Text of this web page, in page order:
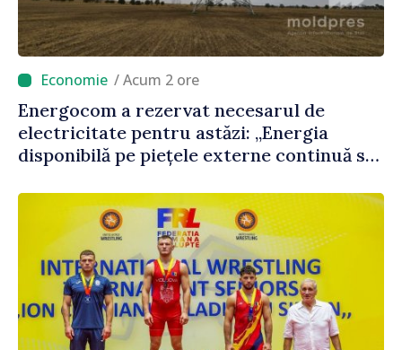
/ Acum 2 ore
Energocom a rezervat necesarul de
electricitate pentru astăzi: „Energia
disponibilă pe piețele externe continuă să